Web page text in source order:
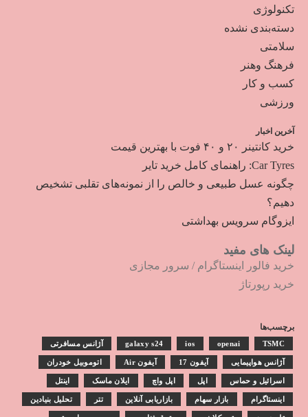
تکنولوژی
دسته‌بندی نشده
سلامتی
فرهنگ وهنر
کسب و کار
ورزشی
آخرین اخبار
خرید کانتینر ۲۰ و ۴۰ فوت با بهترین قیمت
Car Tyres: راهنمای کامل خرید تایر
چگونه عسل طبیعی و خالص را از نمونه‌های تقلبی تشخیص
دهیم؟
ایزوگام سرویس بهداشتی
لینک های مفید
خرید فالور اینستاگرام / سرور مجازی
خرید رپورتاژ
برچسب‌ها
galaxy s24 ios openai TSMC آژانس مسافرتی
آژانس هواپیمایی آیفون 17 آیفون Air اتوموبیل خودران
اسرائیل و حماس اپل اپل واچ ایلان ماسک اینتل
اینستاگرام بازار سهام بازاریابی آنلاین تتر تحلیل بنیادین